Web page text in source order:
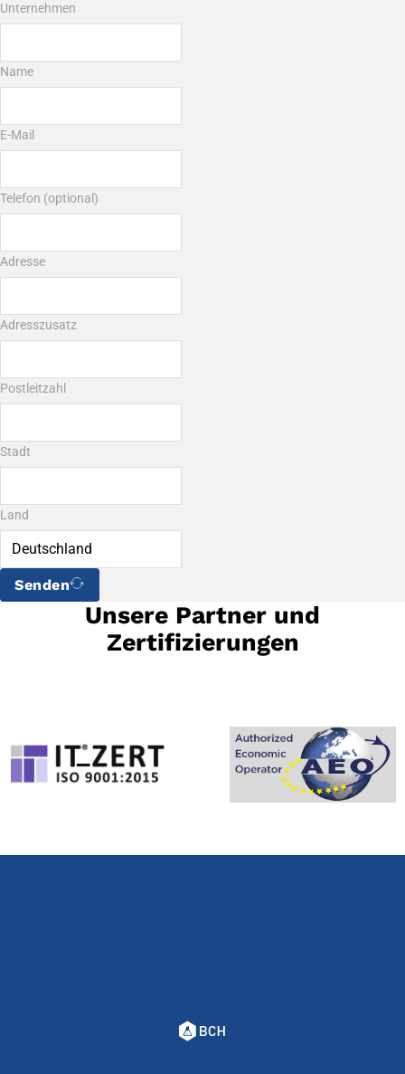
Unternehmen
Name
E-Mail
Telefon (optional)
Adresse
Adresszusatz
Postleitzahl
Stadt
Land
Senden
Unsere Partner und
Zertifizierungen